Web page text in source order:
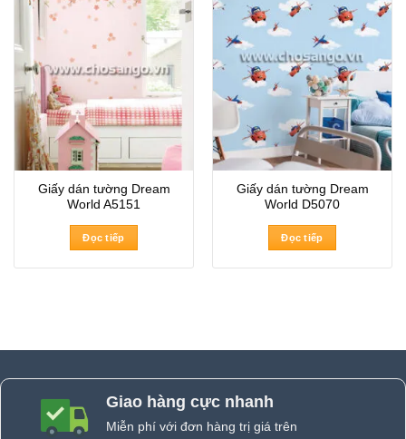
Giấy dán tường Dream
World A5151
Đọc tiếp
Giấy dán tường Dream
World D5070
Đọc tiếp
Giao hàng cực nhanh
Miễn phí với đơn hàng trị giá trên